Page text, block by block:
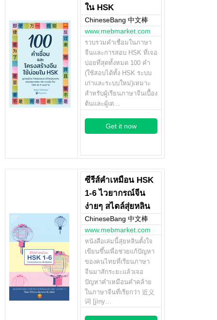
ใน HSK
ChineseBang 中文棒
www.mebmarket.com
รวบรวมคำเชื่อมในภาษา
จีนและการสอบ HSK ที่เจอ
บ่อยที่สุดทั้งหมด 100 คำ
(ใช้สอบได้ทั้ง HSK ระบบ
เก่าและระบบใหม่)เหมาะ
สำหรับผู้เรียนภาษาจีนเบื้อง
ต้นและผู้เต…
Get it now
ซีรีส์คำเหมือน HSK
1-6 ไวยากรณ์จีน
ง่ายๆ สไตล์สุ่ยหลิน
ChineseBang 中文棒
www.mebmarket.com
หนังสือเล่มนี้สุ่ยหลินตั้งใจ
เขียนขึ้นเพื่อช่วยแก้ปัญหา
ของคนไทยที่เรียนภาษา
จีนมาสักระยะแล้วเจอ
ปัญหาคำเหมือนคำคล้าย
ในภาษาจีนที่เรียกว่า 近义
词 [jìny…